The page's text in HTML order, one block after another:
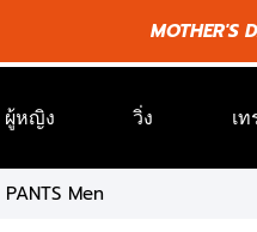
MOTHER'S
ผู้หญิง วิ่ง เ
PANTS Men